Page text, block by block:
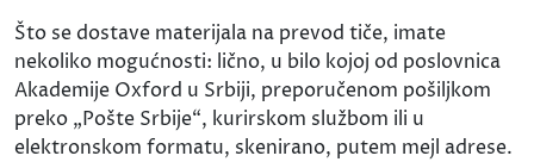
Što se dostave materijala na prevod tiče, imate
nekoliko mogućnosti: lično, u bilo kojoj od poslovnica
Akademije Oxford u Srbiji, preporučenom pošiljkom
preko „Pošte Srbije“, kurirskom službom ili u
elektronskom formatu, skenirano, putem mejl adrese.